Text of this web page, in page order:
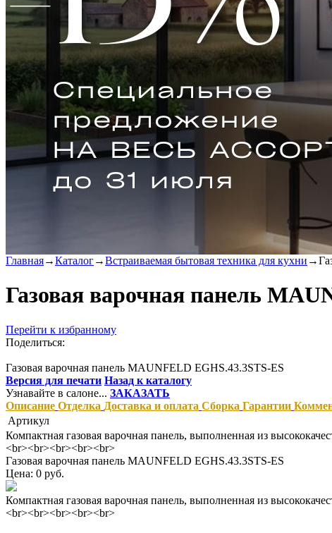
Главная→Каталог→Встраиваемая бытовая техника для кухни →
Газовая варочная панель
Перейти к избранному
Поделиться:
Газовая варочная панель MAUNFELD EGHS.43.3STS-ES
Версия для печати Назад к каталогу
Узнавайте в салоне... ЗАКАЗАТЬ
Описание Отделка Доставка и оплата Сборка Гарантии
Артикул
Компактная газовая варочная панель, выполненная из
<br><br><br><br><br>
Газовая варочная панель MAUNFELD EGHS.43.3STS-ES
Цена: 0 руб.
Компактная газовая варочная панель, выполненная из
<br><br><br><br><br>